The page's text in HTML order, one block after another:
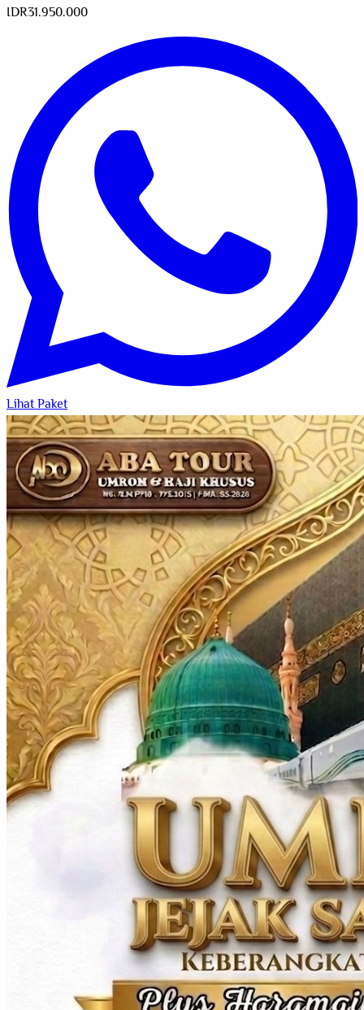
IDR31.950.000
Lihat Paket